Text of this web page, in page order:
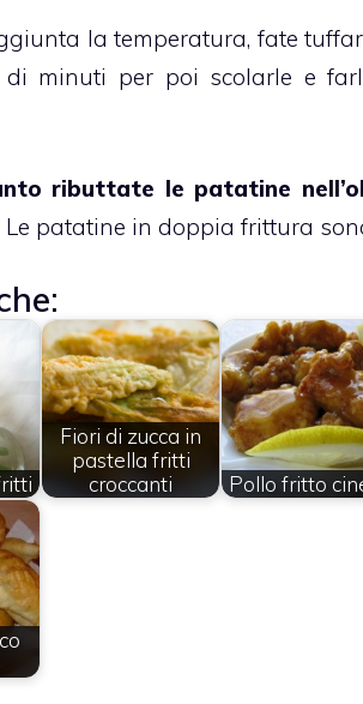
la temperatura, fate
minuti per poi scolarle e
ributtate le patatine
Le patatine in doppia frittura
Fiori di zucca in
pastella fritti
croccanti
Pollo fritto